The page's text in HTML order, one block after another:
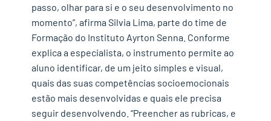
passo, olhar para si e o seu desenvolvimento no
momento”, afirma Silvia Lima, parte do time de
Formação do Instituto Ayrton Senna. Conforme
explica a especialista, o instrumento permite ao
aluno identificar, de um jeito simples e visual,
quais das suas competências socioemocionais
estão mais desenvolvidas e quais ele precisa
seguir desenvolvendo. “Preencher as rubricas, e